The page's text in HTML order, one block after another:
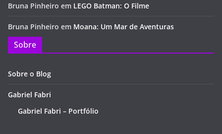
Bruna Pinheiro em LEGO Batman: O Filme
Bruna Pinheiro em Moana: Um Mar de Aventuras
Sobre
Sobre o Blog
Gabriel Fabri
Gabriel Fabri – Portfólio